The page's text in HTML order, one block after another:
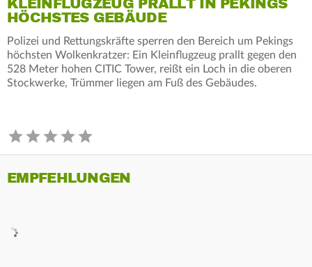
KLEINFLUGZEUG PRALLT IN PEKINGS
HÖCHSTES GEBÄUDE
Polizei und Rettungskräfte sperren den Bereich um Pekings
höchsten Wolkenkratzer: Ein Kleinflugzeug prallt gegen den
528 Meter hohen CITIC Tower, reißt ein Loch in die oberen
Stockwerke, Trümmer liegen am Fuß des Gebäudes.
EMPFEHLUNGEN